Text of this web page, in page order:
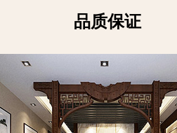
品质保证